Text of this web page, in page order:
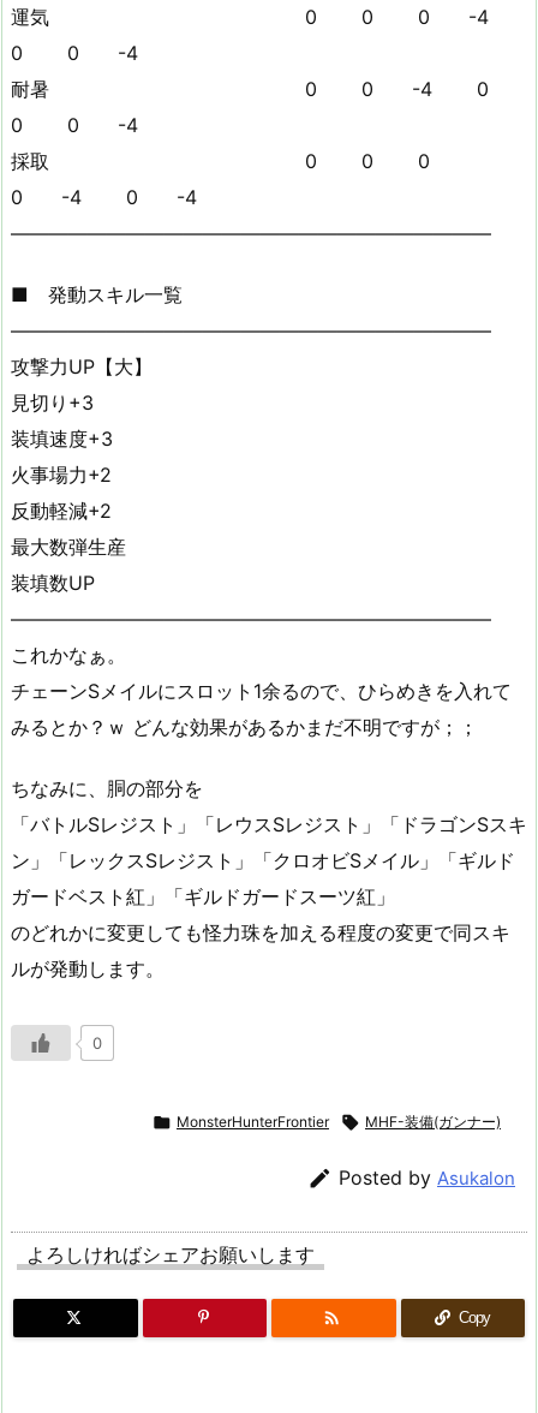
運気 0 0 0 -4
0 0 -4
耐暑 0 0 -4 0
0 0 -4
採取 0 0 0
0 -4 0 -4
—————————————————————————
■ 発動スキル一覧
—————————————————————————
攻撃力UP【大】
見切り+3
装填速度+3
火事場力+2
反動軽減+2
最大数弾生産
装填数UP
—————————————————————————
これかなぁ。
チェーンSメイルにスロット1余るので、ひらめきを入れて
みるとか？ｗ どんな効果があるかまだ不明ですが；；
ちなみに、胴の部分を
「バトルSレジスト」「レウスSレジスト」「ドラゴンSスキ
ン」「レックスSレジスト」「クロオビSメイル」「ギルド
ガードベスト紅」「ギルドガードスーツ紅」
のどれかに変更しても怪力珠を加える程度の変更で同スキ
ルが発動します。
0
 MonsterHunterFrontier  MHF-装備(ガンナー)
 Posted by Asukalon
よろしければシェアお願いします
 Copy